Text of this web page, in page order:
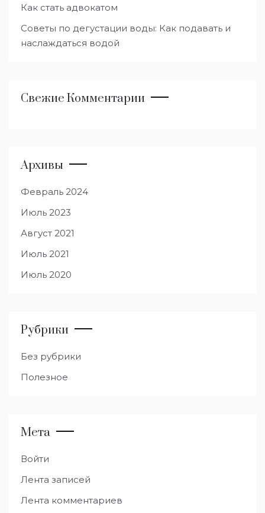
Как стать адвокатом
Советы по дегустации воды: Как подавать и
наслаждаться водой
Свежие Комментарии
Архивы
Февраль 2024
Июль 2023
Август 2021
Июль 2021
Июль 2020
Рубрики
Без рубрики
Полезное
Мета
Войти
Лента записей
Лента комментариев